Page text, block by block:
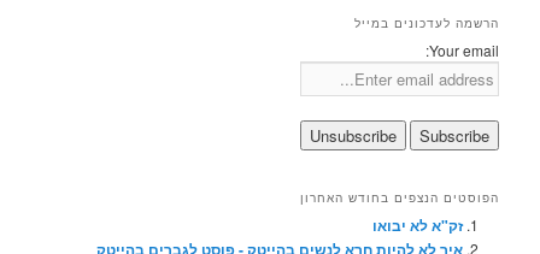
הרשמה לעדכונים במייל
Your email:
הפוסטים הנצפים בחודש האחרון
זק"א לא יבואו
איך לא להיות חרא לנשים בהייטק - פוסט לגברים בהייטק